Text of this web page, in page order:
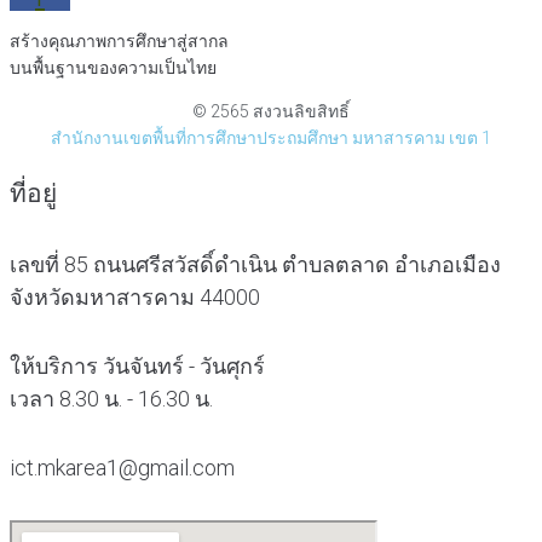
สร้างคุณภาพการศึกษาสู่สากล
บนพื้นฐานของความเป็นไทย
© 2565 สงวนลิขสิทธิ์
สำนักงานเขตพื้นที่การศึกษาประถมศึกษา มหาสารคาม เขต 1
ที่อยู่
เลขที่ 85 ถนนศรีสวัสดิ์ดำเนิน ตำบลตลาด อำเภอเมือง
จังหวัดมหาสารคาม 44000
ให้บริการ วันจันทร์ - วันศุกร์
เวลา 8.30 น. - 16.30 น.
ict.mkarea1@gmail.com